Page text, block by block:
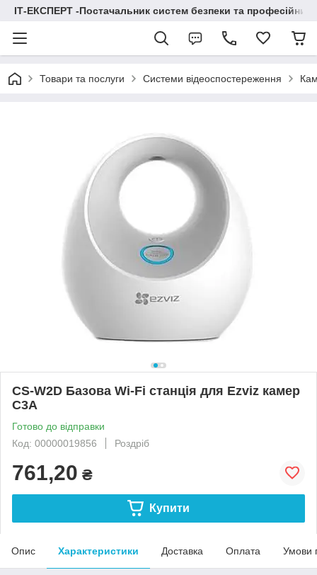
ІТ-ЕКСПЕРТ -Постачальник систем безпеки та професійних
Товари та послуги Системи відеоспостереження
CS-W2D Базова Wi-Fi станція для Ezviz камер
C3A
Готово до відправки
Код: 00000019856
Роздріб
761,20 ₴
Купити
Опис Характеристики Доставка Оплата Умови